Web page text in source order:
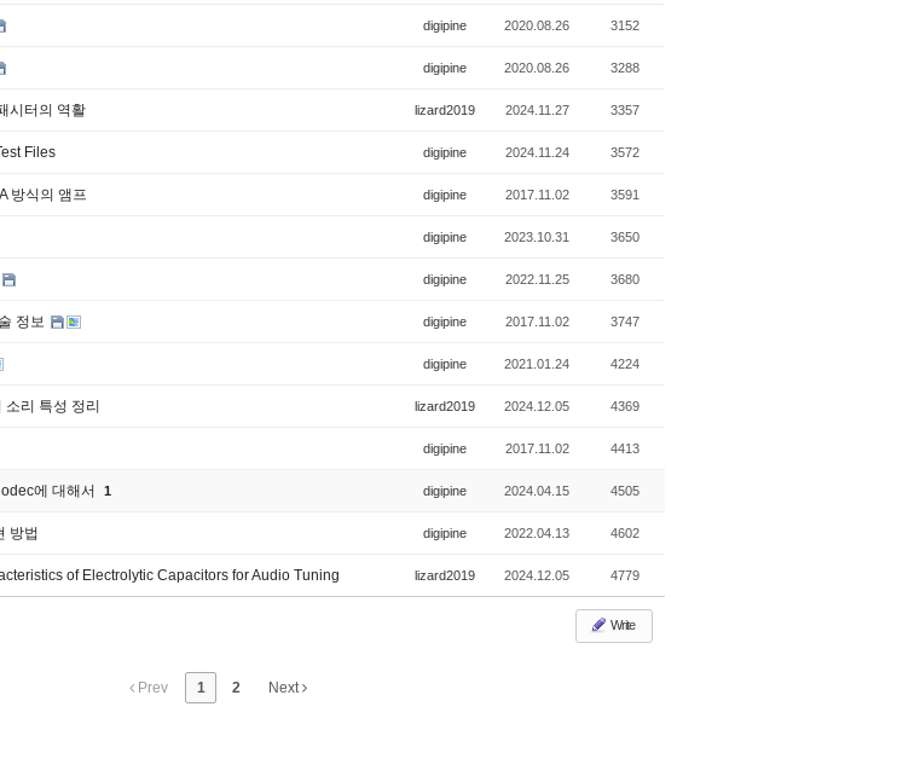
digipine 2020.08.26 3152
digipine 2020.08.26 3288
시터의 역활 lizard2019 2024.11.27 3357
Files digipine 2024.11.24 3572
방식의 앰프 digipine 2017.11.02 3591
digipine 2023.10.31 3650
digipine 2022.11.25 3680
정보 digipine 2017.11.02 3747
digipine 2021.01.24 4224
소리 특성 정리 lizard2019 2024.12.05 4369
digipine 2017.11.02 4413
에 대해서 1 digipine 2024.04.15 4505
방법 digipine 2022.04.13 4602
of Electrolytic Capacitors for Audio Tuning lizard2019 2024.12.05 4779
Write
Prev 1 2 Next